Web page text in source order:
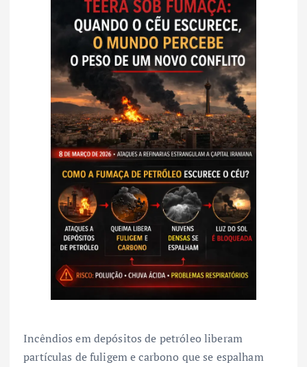
Incêndios em depósitos de petróleo liberam
partículas de fuligem e carbono que se espalham